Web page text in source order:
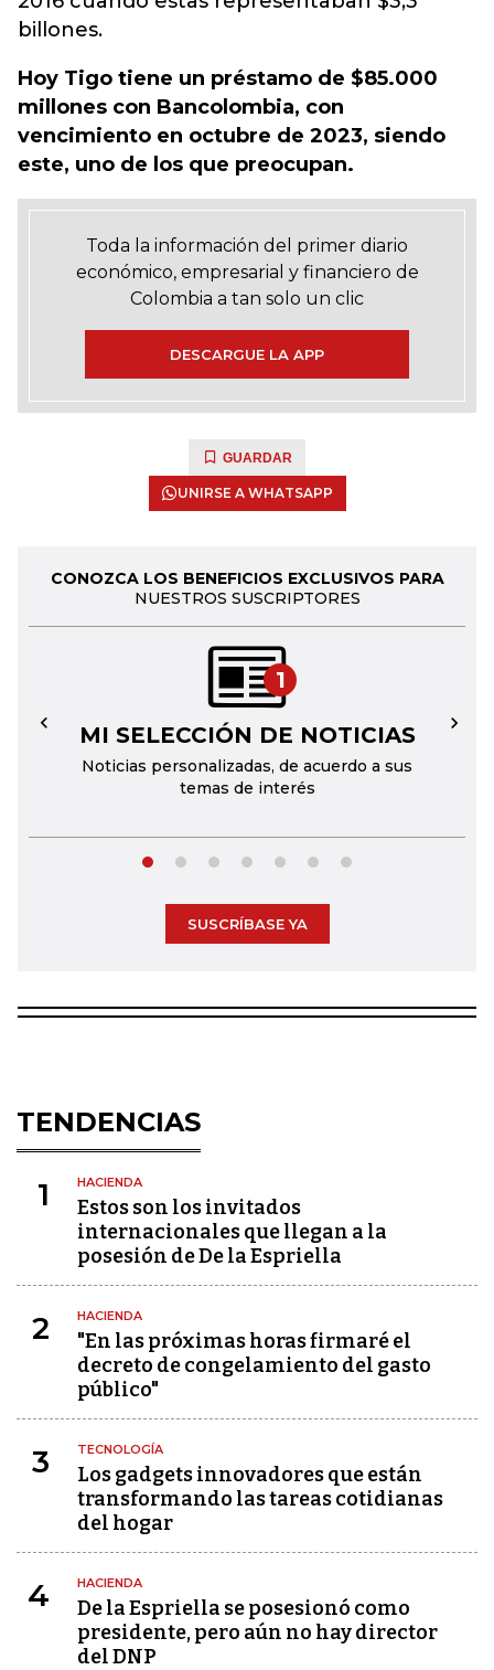
billones.
Hoy Tigo tiene un préstamo de $85.000
millones con Bancolombia, con
vencimiento en octubre de 2023, siendo
este, uno de los que preocupan.
Toda la información del primer diario
económico, empresarial y financiero de
Colombia a tan solo un clic
DESCARGUE LA APP
GUARDAR
UNIRSE A WHATSAPP
CONOZCA LOS BENEFICIOS EXCLUSIVOS PARA
NUESTROS SUSCRIPTORES
1
MI SELECCIÓN DE NOTICIAS
Noticias personalizadas, de acuerdo a sus
temas de interés
← →
SUSCRÍBASE YA
TENDENCIAS
1 HACIENDA
Estos son los invitados
internacionales que llegan a la
posesión de De la Espriella
2 HACIENDA
"En las próximas horas firmaré el
decreto de congelamiento del gasto
público"
3 TECNOLOGÍA
Los gadgets innovadores que están
transformando las tareas cotidianas
del hogar
4 HACIENDA
De la Espriella se posesionó como
presidente, pero aún no hay director
del DNP